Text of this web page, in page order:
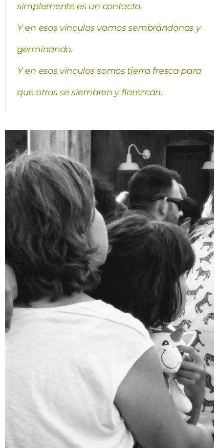
simplemente es un contacto.
Y en esos vínculos vamos sembrándonos y
germinando.
Y en esos vínculos somos tierra fresca para
que otros se siembren y florezcan.